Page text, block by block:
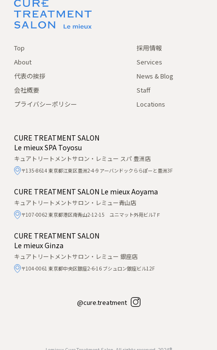
Top
採用情報
About
Services
代表の挨拶
News & Blog
会社概要
Staff
プライバシーポリシー
Locations
@cure.treatment
CURE TREATMENT SALON
Le mieux SPA Toyosu
キュアトリートメントサロン・レミュー スパ 豊洲店
〒135-8614 東京都江東区豊洲2-4-9 アーバンドックららぽーと豊洲3F
CURE TREATMENT SALON Le mieux Aoyama
キュアトリートメントサロン・レミュー青山店
〒107-0062 東京都港区南青山2-12-15 ユニマット外苑ビル7Ｆ
CURE TREATMENT SALON
Le mieux Ginza
キュアトリートメントサロン・レミュー 銀座店
〒104-0061 東京都中央区銀座2-6-16 ブシュロン銀座ビル12F